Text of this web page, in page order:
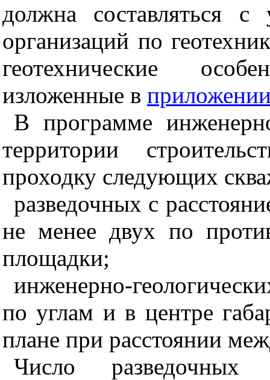
должна составляться с
организаций по
геотехнические
изложенные в
В программе
территории
проходку следующих
разведочных с
не менее двух по
площадки;
инженерно-
по углам и в центре
плане при расстоянии
Число разведочных